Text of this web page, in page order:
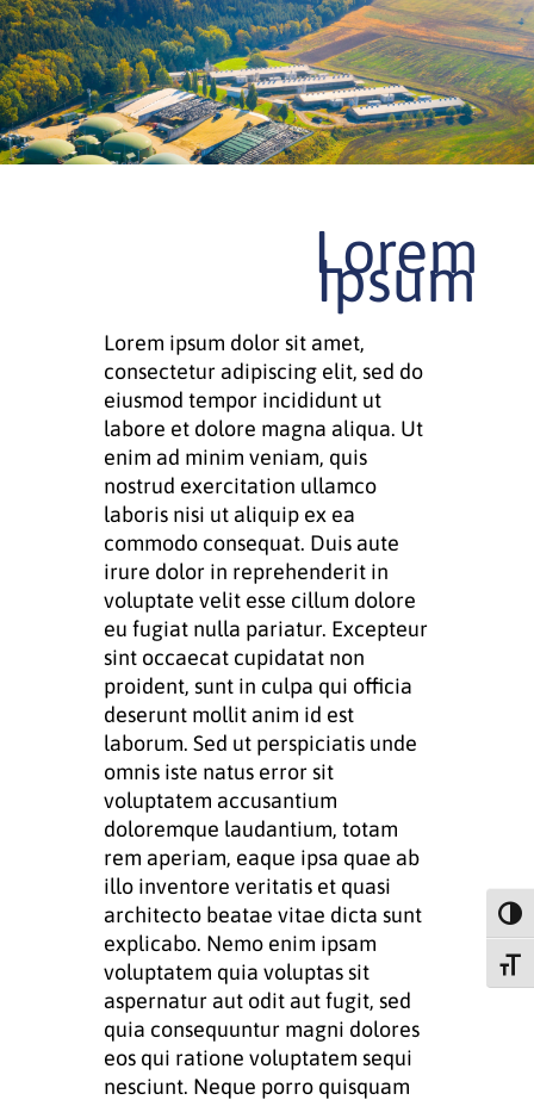
Ir
para
o
conteúdo
Lorem
Ipsum
Lorem ipsum dolor sit amet,
consectetur adipiscing elit, sed do
eiusmod tempor incididunt ut
labore et dolore magna aliqua. Ut
enim ad minim veniam, quis
nostrud exercitation ullamco
laboris nisi ut aliquip ex ea
commodo consequat. Duis aute
irure dolor in reprehenderit in
voluptate velit esse cillum dolore
eu fugiat nulla pariatur. Excepteur
sint occaecat cupidatat non
proident, sunt in culpa qui officia
deserunt mollit anim id est
laborum. Sed ut perspiciatis unde
omnis iste natus error sit
voluptatem accusantium
doloremque laudantium, totam
rem aperiam, eaque ipsa quae ab
illo inventore veritatis et quasi
architecto beatae vitae dicta sunt
explicabo. Nemo enim ipsam
voluptatem quia voluptas sit
aspernatur aut odit aut fugit, sed
quia consequuntur magni dolores
eos qui ratione voluptatem sequi
nesciunt. Neque porro quisquam